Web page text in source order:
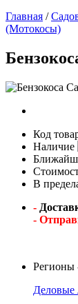
Главная /
(Мотокосы)
Код
Наличие
В
-
-
Регионы
Деловые